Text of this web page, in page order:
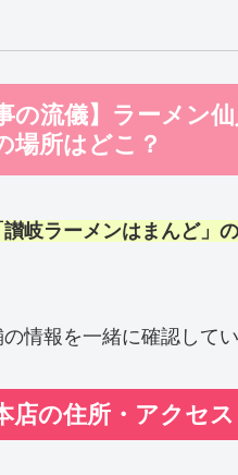
の流儀】ラーメン
場所はどこ？
岐ラーメンはまんど」
情報を一緒に確認してい
店の住所・アクセス